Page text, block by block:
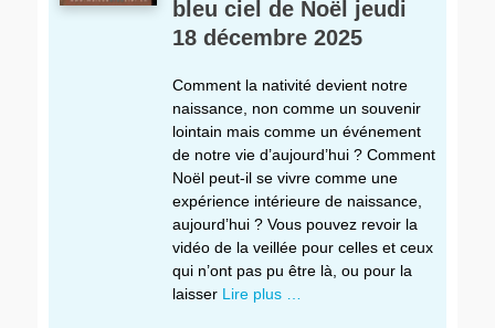
bleu ciel de Noël jeudi
18 décembre 2025
Comment la nativité devient notre
naissance, non comme un souvenir
lointain mais comme un événement
de notre vie d’aujourd’hui ? Comment
Noël peut-il se vivre comme une
expérience intérieure de naissance,
aujourd’hui ? Vous pouvez revoir la
vidéo de la veillée pour celles et ceux
qui n’ont pas pu être là, ou pour la
laisser Lire plus …